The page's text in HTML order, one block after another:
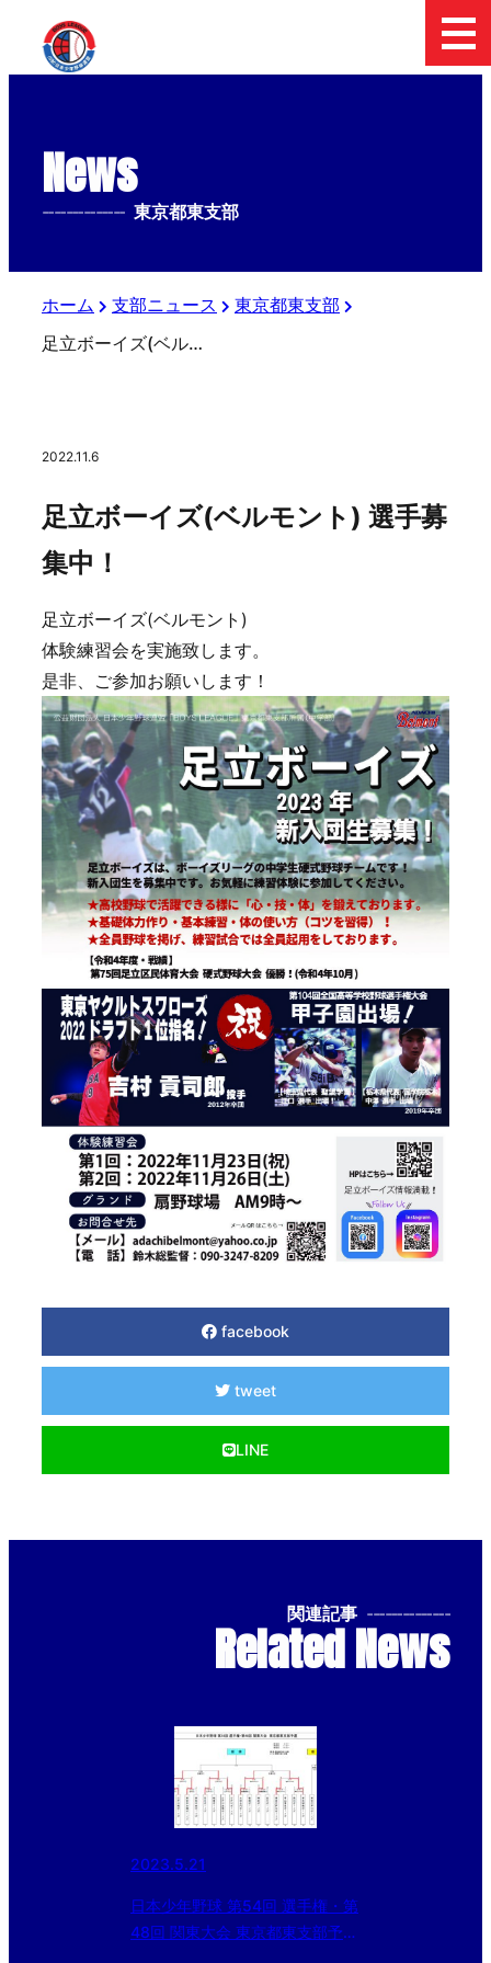
News
-------------- 東京都東支部
ホーム 支部ニュース
東京都東支部
足立ボーイズ(ベルモント) 選手募集中！
2022.11.6
足立ボーイズ(ベルモント) 選手募
集中！
足立ボーイズ(ベルモント)
体験練習会を実施致します。
是非、ご参加お願いします！
facebook
tweet
LINE
関連記事 --------------
Related News
2023.5.21
日本少年野球 第54回 選手権・第
48回 関東大会 東京都東支部予選